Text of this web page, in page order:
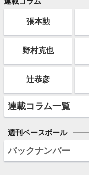
張本勲
野村克也
辻恭彦
連載コラム一覧
週刊ベースボール
バックナンバー